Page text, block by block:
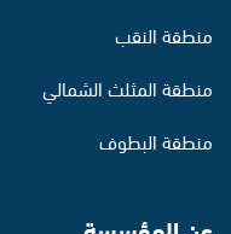
منطقة النقب
منطقة المثلث الشمالي
منطقة البطوف